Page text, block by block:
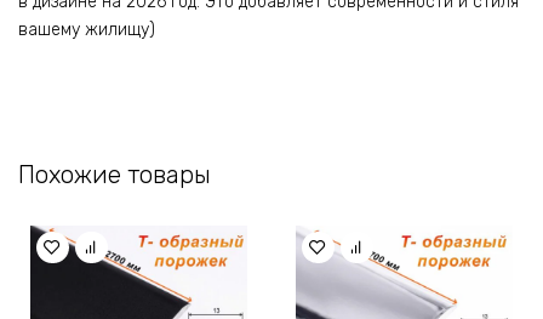
вашему жилищу)
Похожие товары